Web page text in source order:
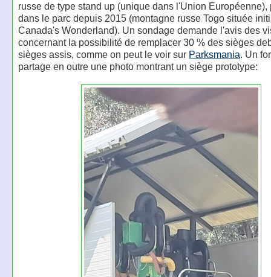
russe de type stand up (unique dans l'Union Européenne),
dans le parc depuis 2015 (montagne russe Togo située
Canada's Wonderland). Un sondage demande l'avis des
concernant la possibilité de remplacer 30 % des sièges
sièges assis, comme on peut le voir sur Parksmania. Un
partage en outre une photo montrant un siège prototype: